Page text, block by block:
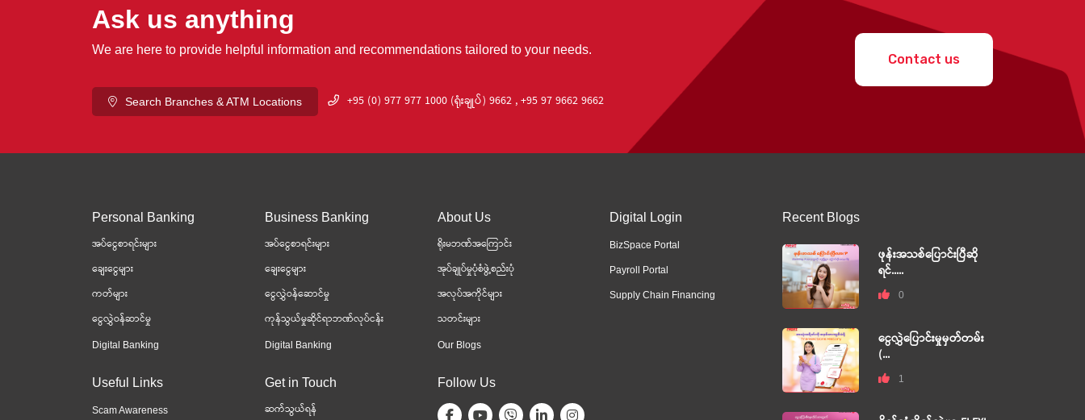
Ask us anything
We are here to provide helpful information and recommendations tailored to your needs.
Search Branches & ATM Locations +95 (0) 977 977 1000 (ရုံးချုပ်) 9662 , +95 97 9662 9662
Contact us
Personal Banking
အပ်ငွေစာရင်းများ
ချေးငွေများ
ကတ်များ
ငွေလွှဲဝန်ဆာင်မှု
Digital Banking
Business Banking
အပ်ငွေစာရင်းများ
ချေးငွေများ
ငွေလွှဲဝန်ဆောင်မှု
ကုန်သွယ်မှုဆိုင်ရာဘဏ်လုပ်ငန်း
Digital Banking
About Us
ရိုးမဘဏ်အကြောင်း
အုပ်ချုပ်မှုပုံစံဖွဲ့စည်းပုံ
အလုပ်အကိုင်များ
သတင်းများ
Our Blogs
Digital Login
BizSpace Portal
Payroll Portal
Supply Chain Financing
Useful Links
Scam Awareness
Get in Touch
ဆက်သွယ်ရန်
Follow Us
Recent Blogs
ဖုန်းအသစ်ပြောင်းပြီဆို
ရင်.....
0
ငွေလွှဲပြောင်းမှုမှတ်တမ်း
(...
1